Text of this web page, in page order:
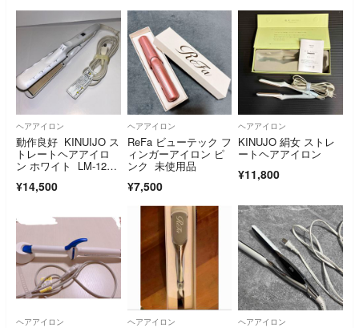
ヘアアイロン
動作良好 KINUIJO ス
トレートヘアアイロ
ン ホワイト LM-12
¥14,500
ヘアアイロン
ReFa ビューテック フ
ィンガーアイロン ピ
ンク 未使用品
¥7,500
ヘアアイロン
KINUJO 絹女 ストレ
ートヘアアイロン
¥11,800
ヘアアイロン ヘアアイロン ヘアアイロン